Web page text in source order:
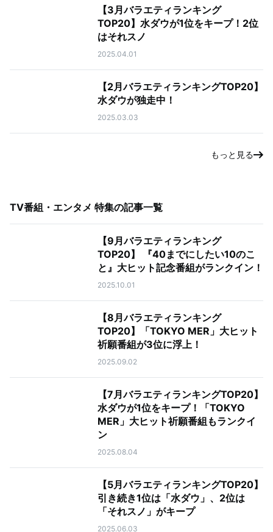
【3月バラエティランキング
TOP20】水ダウが1位をキープ！2位
はそれスノ
2025.04.01
【2月バラエティランキングTOP20】
水ダウが独走中！
2025.03.03
もっと見る
TV番組・エンタメ 特集の記事一覧
【9月バラエティランキング
TOP20】 『40までにしたい10のこ
と』大ヒット記念番組がランクイン！
2025.10.01
【8月バラエティランキング
TOP20】「TOKYO MER」大ヒット
祈願番組が3位に浮上！
2025.09.02
【7月バラエティランキングTOP20】
水ダウが1位をキープ！「TOKYO
MER」大ヒット祈願番組もランクイ
ン
2025.08.04
【5月バラエティランキングTOP20】
引き続き1位は「水ダウ」、2位は
「それスノ」がキープ
2025.06.03